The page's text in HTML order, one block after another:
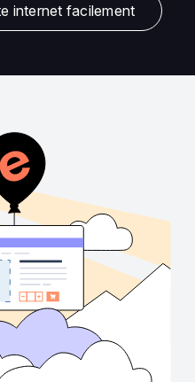
internet facilement